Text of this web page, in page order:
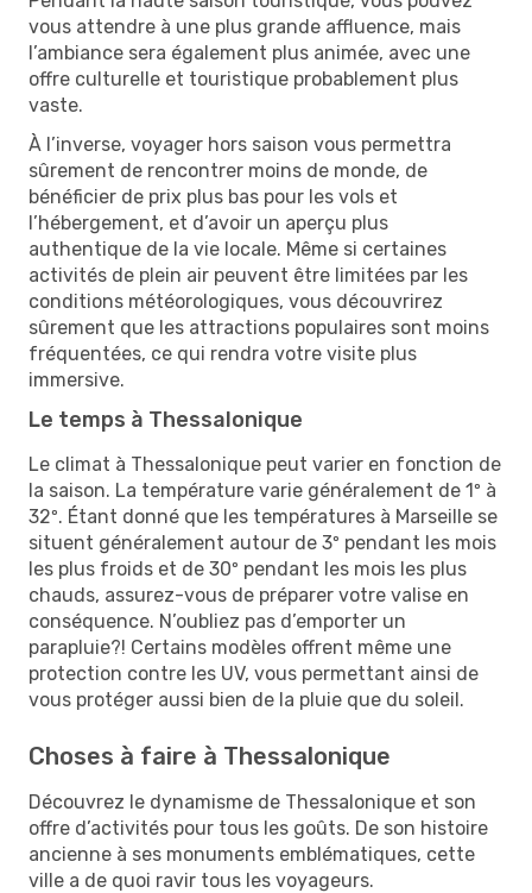
vous attendre à une plus grande affluence, mais
l’ambiance sera également plus animée, avec une
offre culturelle et touristique probablement plus
vaste.
À l’inverse, voyager hors saison vous permettra
sûrement de rencontrer moins de monde, de
bénéficier de prix plus bas pour les vols et
l’hébergement, et d’avoir un aperçu plus
authentique de la vie locale. Même si certaines
activités de plein air peuvent être limitées par les
conditions météorologiques, vous découvrirez
sûrement que les attractions populaires sont moins
fréquentées, ce qui rendra votre visite plus
immersive.
Le temps à Thessalonique
Le climat à Thessalonique peut varier en fonction de
la saison. La température varie généralement de 1º à
32º. Étant donné que les températures à Marseille se
situent généralement autour de 3º pendant les mois
les plus froids et de 30º pendant les mois les plus
chauds, assurez-vous de préparer votre valise en
conséquence. N’oubliez pas d’emporter un
parapluie?! Certains modèles offrent même une
protection contre les UV, vous permettant ainsi de
vous protéger aussi bien de la pluie que du soleil.
Choses à faire à Thessalonique
Découvrez le dynamisme de Thessalonique et son
offre d’activités pour tous les goûts. De son histoire
ancienne à ses monuments emblématiques, cette
ville a de quoi ravir tous les voyageurs.